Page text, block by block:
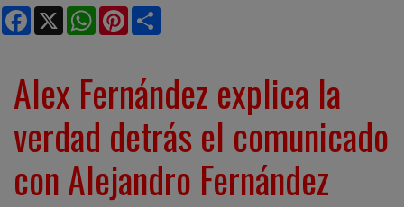
Facebook
X WhatsApp
Pinterest
Alex Fernández explica la
verdad detrás el comunicado
con Alejandro Fernández